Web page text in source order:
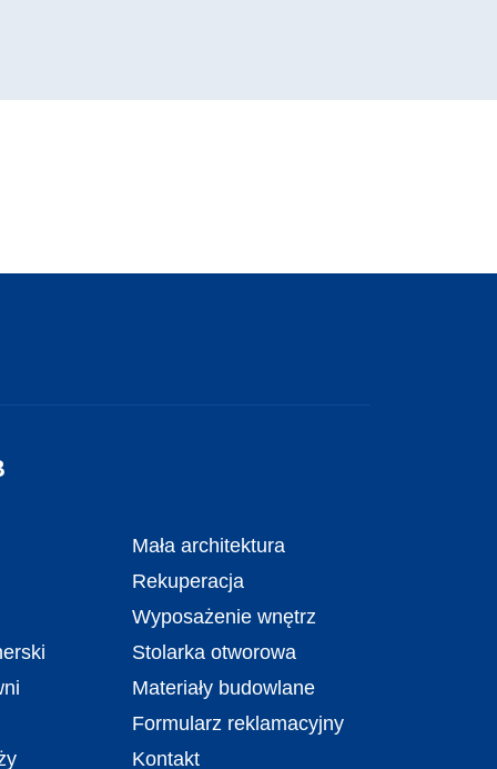
Mała architektura
Rekuperacja
Wyposażenie wnętrz
Stolarka otworowa
Materiały budowlane
Formularz reklamacyjny
Kontakt